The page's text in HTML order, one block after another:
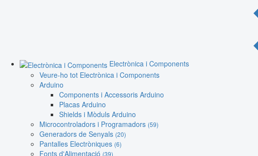
Electrònica i Components
Veure-ho tot Electrònica i Components
Arduino
Components i Accessoris Arduino
Placas Arduino
Shields i Mòduls Arduino
Microcontroladors i Programadors (59)
Generadors de Senyals (20)
Pantalles Electròniques (6)
Fonts d'Alimentació (39)